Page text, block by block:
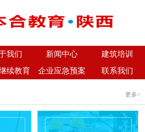
我们 新闻中心
建筑培训
续教育 企业应急预案 联系我们
更多>